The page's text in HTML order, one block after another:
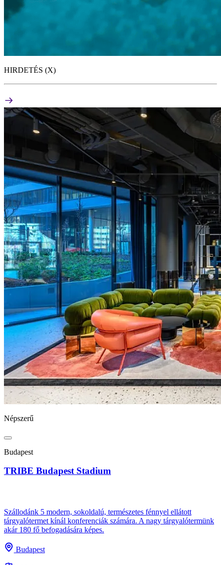
HIRDETÉS (X)
Népszerű
Budapest
TRIBE Budapest Stadium
Szállodánk 5 modern, sokoldalú, természetes fénnyel ellátott
tárgyalótermet kínál konferenciák számára. A nagy tárgyalótermünk
akár 180 fő befogadására képes.
Budapest